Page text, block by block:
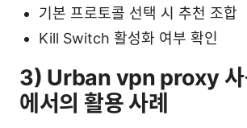
기본 프로토콜 선택 시 추천 조합
Kill Switch 활성화 여부 확인
3) Urban vpn proxy 사
에서의 활용 사례